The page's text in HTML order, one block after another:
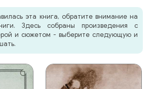
эта книга, обратите внимание на
Здесь собраны произведения с
и сюжетом - выберите следующую и